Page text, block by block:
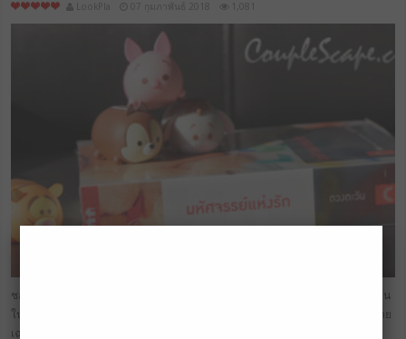
07 กุมภาพันธ์ 2018 1,081
ชอบในความเป็นคนธรรมดาของพระนาง ชอบที่ดวงตะวันสร้างให้พระนางดูมีตัวตน
ในโลกจริงๆ ได้ จับต้องได้มากกว่าพระเอกนางเอกในฝัน ตัวละครดูมีเสน่ห์มีสีสัน โดย
เฉพาะลุงเฮีย ที่สารภาพเลยว่าอ่านแล้วหลงรักลุงเฮียเลยจริงๆ